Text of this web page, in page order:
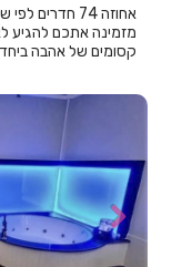
חדרים לפי שעה
חדרים לפי שעה
חדרים לפי שעה
חדרים לפי שעה
חדרים לפי שעה
אחוזה 74
מזמינה אתכם להגיע
קסומים של אהבה